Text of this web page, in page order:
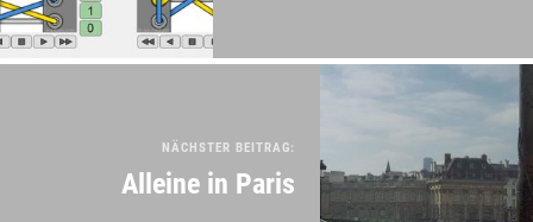
NÄCHSTER BEITRAG:
Alleine in Paris